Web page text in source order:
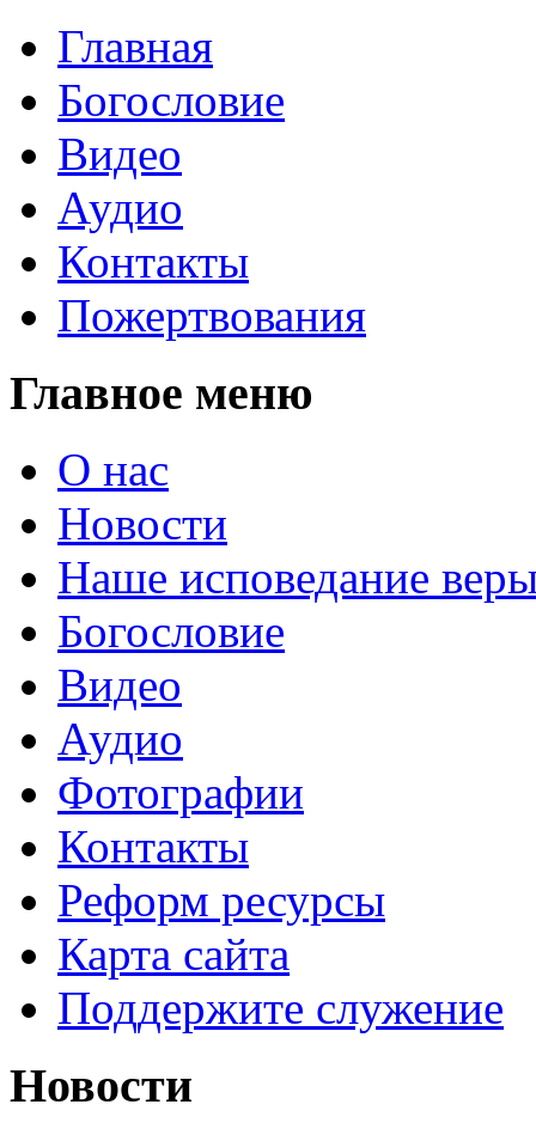
Главная
Богословие
Видео
Аудио
Контакты
Пожертвования
Главное меню
О нас
Новости
Наше исповедание
Богословие
Видео
Аудио
Фотографии
Контакты
Реформ ресурсы
Карта сайта
Поддержите служение
Новости